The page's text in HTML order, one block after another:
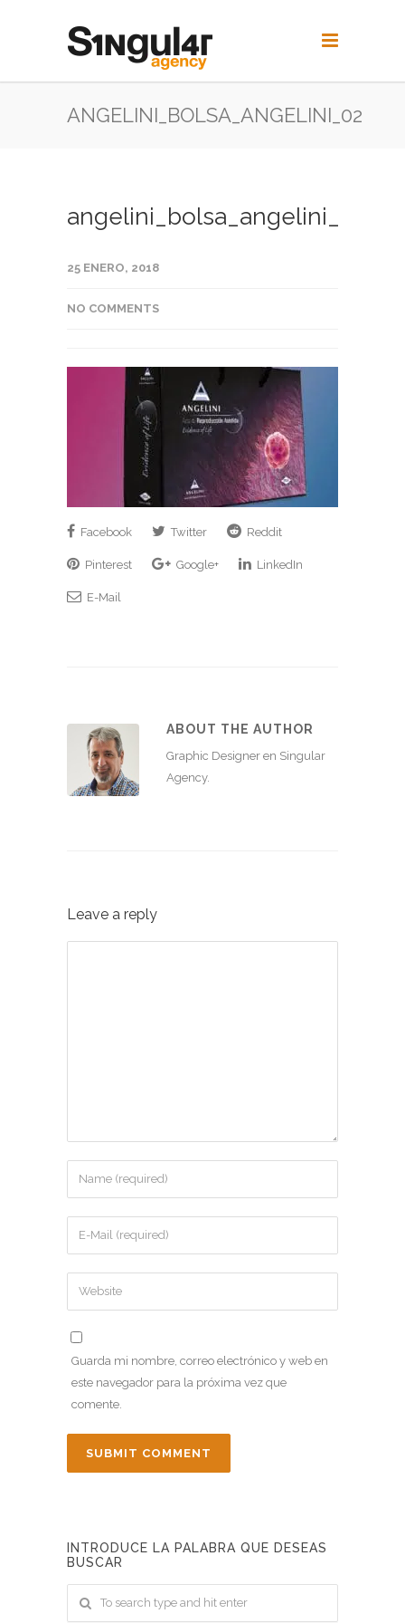
ANGELINI_BOLSA_ANGELINI_02
angelini_bolsa_angelini_02
25 ENERO, 2018
NO COMMENTS
Facebook Twitter Reddit
Pinterest Google+ LinkedIn
E-Mail
ABOUT THE AUTHOR
Graphic Designer en Singular
Agency.
Leave a reply
Guarda mi nombre, correo electrónico y web en
este navegador para la próxima vez que
comente.
INTRODUCE LA PALABRA QUE DESEAS
BUSCAR